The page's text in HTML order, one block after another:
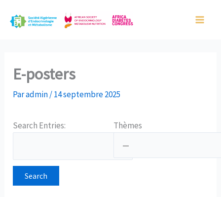
E-posters
Paradmin/14 septembre 2025
Search Entries: Thèmes